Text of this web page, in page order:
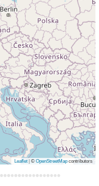
Leaflet © OpenStreetMap contributors